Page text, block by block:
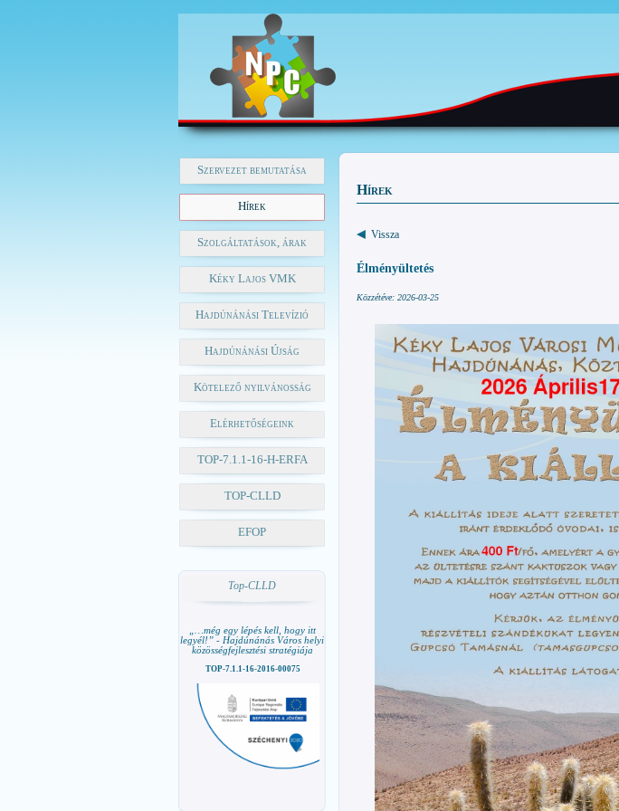
Szervezet bemutatása
Hírek
Szolgáltatások, árak
Kéky Lajos VMK
Hajdúnánási Televízió
Hajdúnánási Újság
Kötelező nyilvánosság
Elérhetőségeink
TOP-7.1.1-16-H-ERFA
TOP-CLLD
EFOP
Top-CLLD
„…még egy lépés kell, hogy itt
legyél!” - Hajdúnánás Város helyi
közösségfejlesztési stratégiája
TOP-7.1.1-16-2016-00075
Hírek
Vissza
Élményültetés
Közzétéve: 2026-03-25